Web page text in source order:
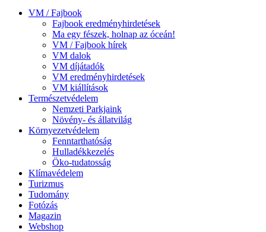
VM / Fajbook
Fajbook eredményhirdetések
Ma egy fészek, holnap az óceán!
VM / Fajbook hírek
VM dalok
VM díjátadók
VM eredményhirdetések
VM kiállítások
Természetvédelem
Nemzeti Parkjaink
Növény- és állatvilág
Környezetvédelem
Fenntarthatóság
Hulladékkezelés
Öko-tudatosság
Klímavédelem
Turizmus
Tudomány
Fotózás
Magazin
Webshop